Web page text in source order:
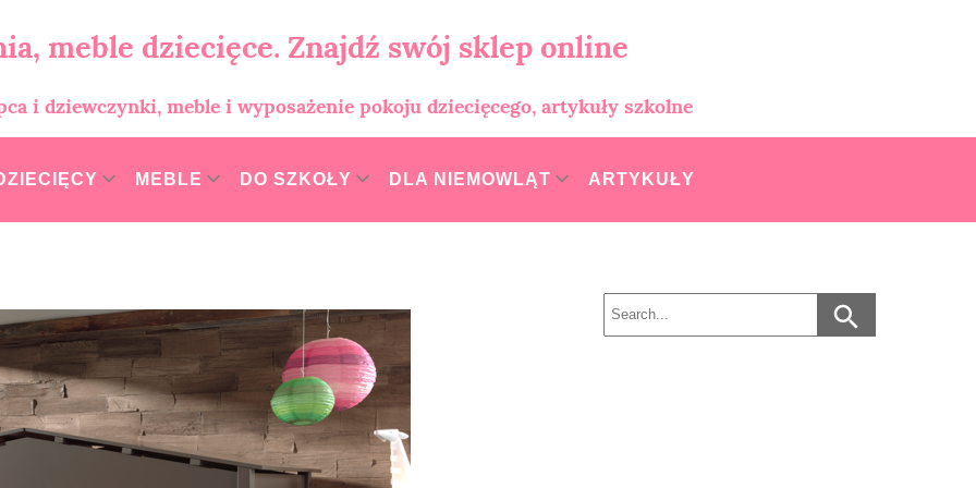
meble dziecięce. Znajdź swój sklep online
i dziewczynki, meble i wyposażenie pokoju dziecięcego, artykuły szkolne
MEBLE DO SZKOŁY DLA NIEMOWLĄT ARTYKUŁY